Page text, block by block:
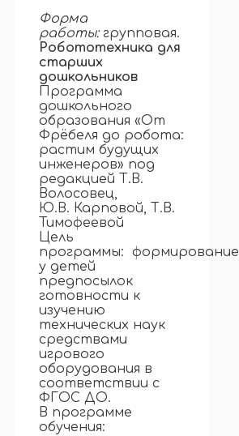
Форма
работы:групповая.
Робототехника для
старших
дошкольников
Программа
дошкольного
образования «От
Фрёбеля до робота:
растим будущих
инженеров» под
редакцией Т.В.
Волосовец,
Ю.В. Карповой, Т.В.
Тимофеевой
Цель
программы: формирование
у детей
предпосылок
готовности к
изучению
технических наук
средствами
игрового
оборудования в
соответствии с
ФГОС ДО.
В программе
обучения: